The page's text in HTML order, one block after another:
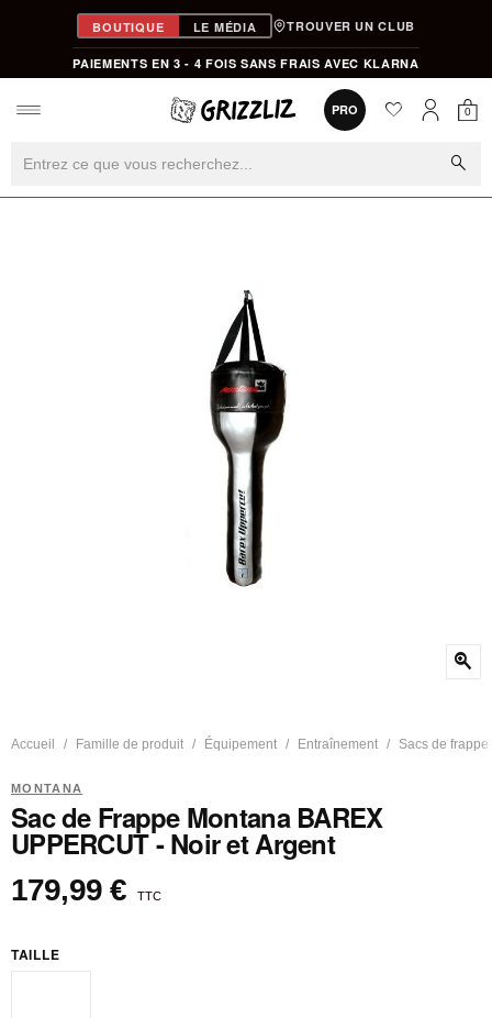
BOUTIQUE LE MÉDIA TROUVER UN CLUB
PAIEMENTS EN 3 - 4 FOIS SANS FRAIS AVEC KLARNA
PRO favorite0
0
search
zoom_in
Accueil Famille de produit Équipement Entraînement Sacs de frappe
MONTANA
Sac de Frappe Montana BAREX
UPPERCUT - Noir et Argent
179,99 € TTC
TAILLE